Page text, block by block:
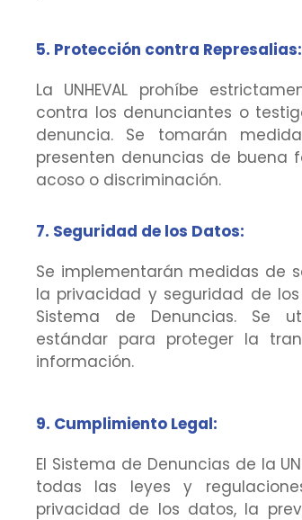
5. Protección contra Represalias:
La UNHEVAL prohíbe
contra los denunciantes o
denuncia. Se tomarán
presenten denuncias de buena
acoso o discriminación.
7. Seguridad de los Datos:
Se implementarán medidas de
la privacidad y seguridad de
Sistema de Denuncias. Se
estándar para proteger la
información.
9. Cumplimiento Legal:
El Sistema de Denuncias de la
todas las leyes y
privacidad de los datos, la